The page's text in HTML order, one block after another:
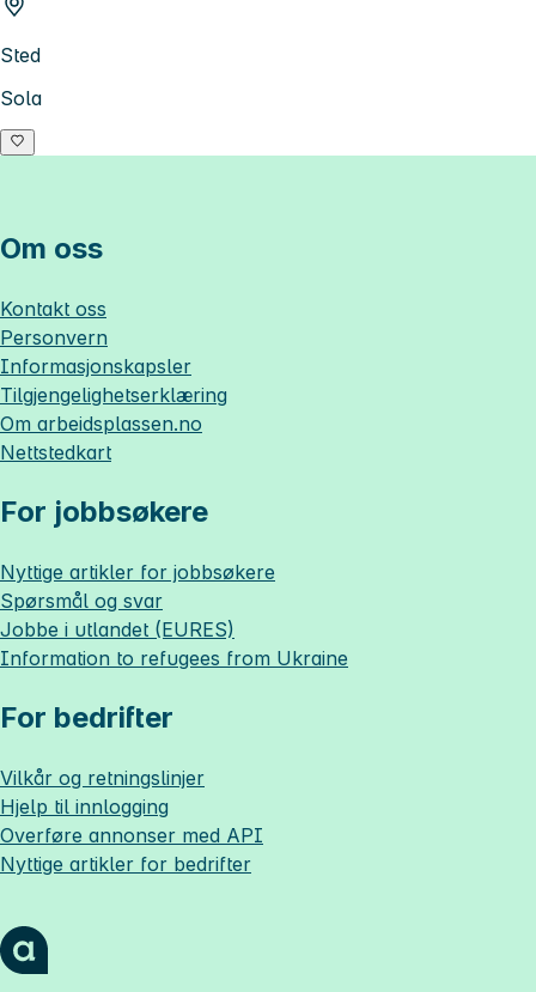
Sted
Sola
Om oss
Kontakt oss
Personvern
Informasjonskapsler
Tilgjengelighetserklæring
Om arbeidsplassen.no
Nettstedkart
For jobbsøkere
Nyttige artikler for jobbsøkere
Spørsmål og svar
Jobbe i utlandet (EURES)
Information to refugees from Ukraine
For bedrifter
Vilkår og retningslinjer
Hjelp til innlogging
Overføre annonser med API
Nyttige artikler for bedrifter